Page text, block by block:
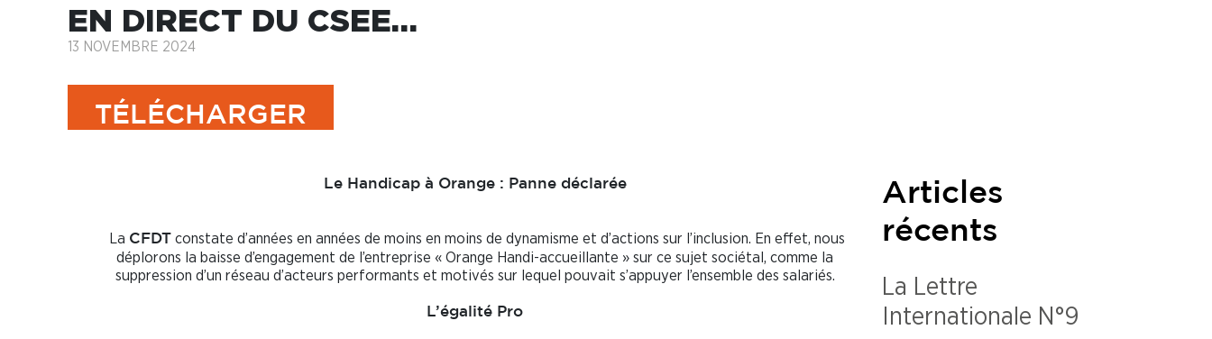
EN DIRECT DU CSEE…
13 NOVEMBRE 2024
TÉLÉCHARGER
Le Handicap à Orange : Panne déclarée
La CFDT constate d’années en années de moins en moins de dynamisme et d’actions sur l’inclusion. En effet, nous
déplorons la baisse d’engagement de l’entreprise « Orange Handi-accueillante » sur ce sujet sociétal, comme la
suppression d’un réseau d’acteurs performants et motivés sur lequel pouvait s’appuyer l’ensemble des salariés.
L’égalité Pro
Articles
récents
La Lettre
Internationale N°9